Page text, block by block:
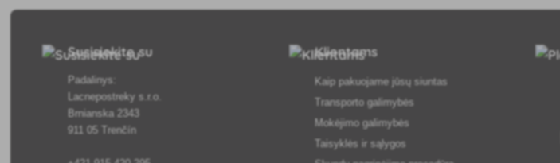
Susisiekite su
Padalinys:
Lacnepostreky s.r.o.
Brnianska 2343
911 05 Trenčín
Klientams
Kaip pakuojame jūsų siuntas
Transporto galimybės
Mokėjimo galimybės
Taisyklės ir sąlygos